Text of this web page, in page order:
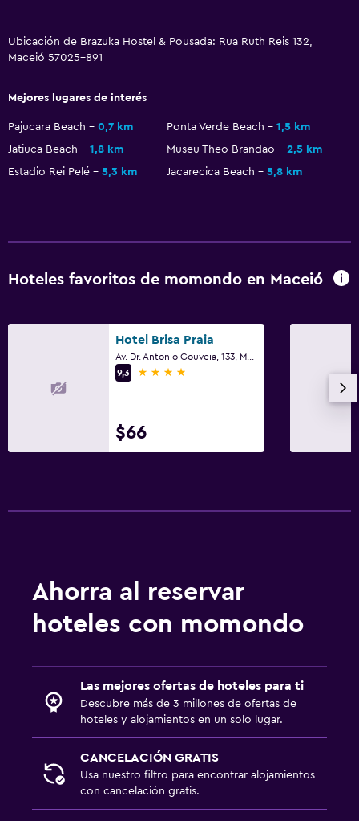
Ubicación de Brazuka Hostel & Pousada: Rua Ruth Reis 132,
Maceió 57025-891
Mejores lugares de interés
Pajucara Beach 0,7 km Ponta Verde Beach
1,5 km
Jatiuca Beach
1,8 km Museu Theo Brandao
2,5 km
Estadio Rei Pelé
5,3 km Jacarecica Beach 5,8 km
Hoteles favoritos de momondo en Maceió
Hotel Brisa Praia
9,3
4 estrellas
$66
Ahorra al reservar
hoteles con momondo
Las mejores ofertas de hoteles para ti
Descubre más de 3 millones de ofertas de
hoteles y alojamientos en un solo lugar.
CANCELACIÓN GRATIS
Usa nuestro filtro para encontrar alojamientos
con cancelación gratis.